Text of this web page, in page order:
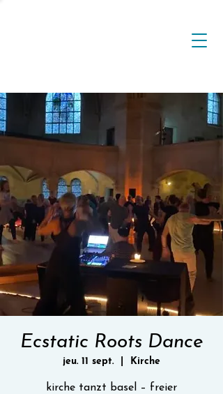
Ecstatic Roots Dance
jeu. 11 sept. Kirche
kirche tanzt basel – freier